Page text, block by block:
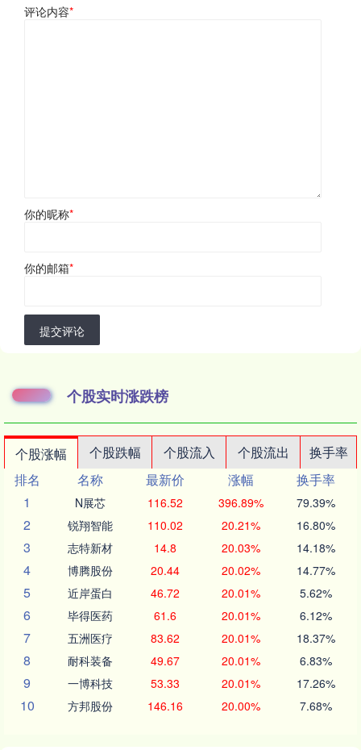
评论内容*
你的昵称*
你的邮箱*
提交评论
个股实时涨跌榜
个股涨幅 个股跌幅 个股流入 个股流出
换手率
排名
名称 最新价 涨幅
换手率
1
N展芯 116.52 396.89% 79.39%
2 锐翔智能 110.02 20.21% 16.80%
3 志特新材 14.8 20.03% 14.18%
4 博腾股份 20.44 20.02% 14.77%
5 近岸蛋白 46.72 20.01% 5.62%
6 毕得医药 61.6 20.01% 6.12%
7 五洲医疗 83.62 20.01% 18.37%
8 耐科装备 49.67 20.01% 6.83%
9 一博科技 53.33 20.01% 17.26%
10 方邦股份 146.16 20.00% 7.68%